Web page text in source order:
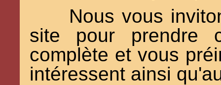
Nous vous
site pour prendre
complète et vous
intéressent ainsi